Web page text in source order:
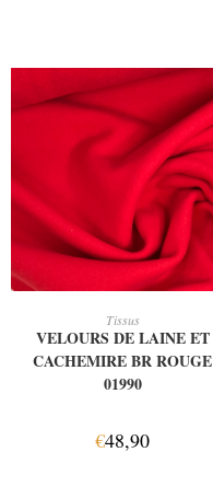
AJOUTER AU PANIER
Tissus
VELOURS DE LAINE ET
CACHEMIRE BR ROUGE
01990
€48,90